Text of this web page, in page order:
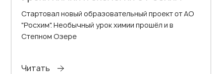
Стартовал новый образовательный проект от АО
"Росхим". Необычный урок химии прошёл и в
Степном Озере
Читать